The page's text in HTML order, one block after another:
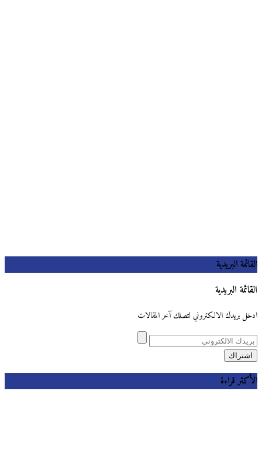
القائمة البريدية
القائمة البريدية
ادخل بريدك الالكتروني لتصلك آخر المقالات
الأكثر قراءة